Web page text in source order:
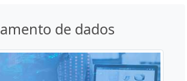
de dados